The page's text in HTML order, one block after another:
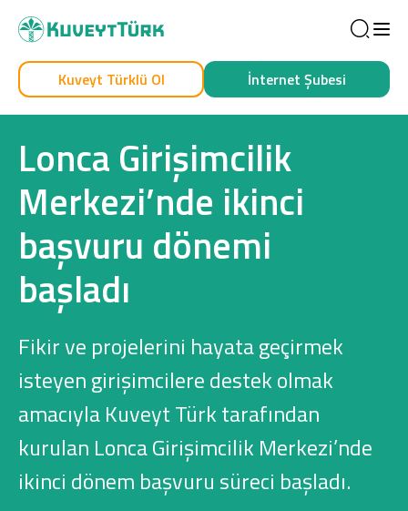
Kendim İçin İşim İçin
Araç Finansmanı
Konut Finansmanı
Yatırım Fonları
Kuveyt Türklü Ol İnternet Şubesi
Lonca Girişimcilik
Merkezi’nde ikinci
başvuru dönemi
başladı
Fikir ve projelerini hayata geçirmek
isteyen girişimcilere destek olmak
amacıyla Kuveyt Türk tarafından
kurulan Lonca Girişimcilik Merkezi’nde
ikinci dönem başvuru süreci başladı.